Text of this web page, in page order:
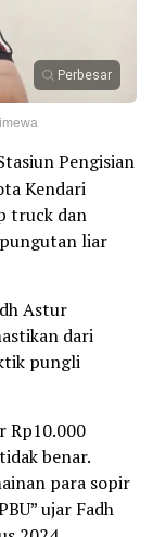
Perbesar
Pengisian
Kendari
truck dan
liar
Astur
dari
pungli
Rp10.000
benar.
para sopir
ujar Fadh